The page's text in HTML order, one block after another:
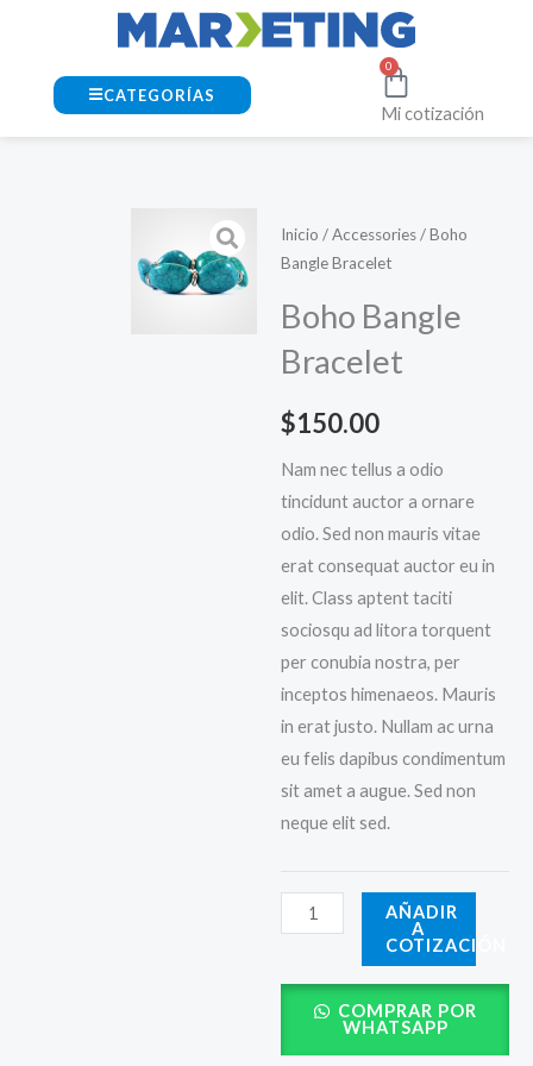
contenido
CATEGORÍAS
0
Cart
Mi cotización
Inicio /Accessories/ Boho
Bangle Bracelet
Boho Bangle
Bracelet
$150.00
Nam nec tellus a odio
tincidunt auctor a ornare
odio. Sed non mauris vitae
erat consequat auctor eu in
elit. Class aptent taciti
sociosqu ad litora torquent
per conubia nostra, per
inceptos himenaeos. Mauris
in erat justo. Nullam ac urna
eu felis dapibus condimentum
sit amet a augue. Sed non
neque elit sed.
Boho
Bangle
cantidad
AÑADIR
A
COTIZACIÓN
COMPRAR POR
WHATSAPP